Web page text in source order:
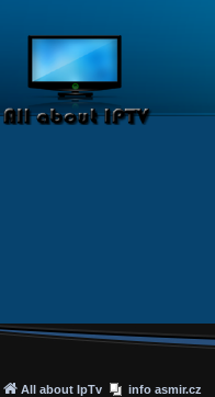
All about IpTv info asmir.cz